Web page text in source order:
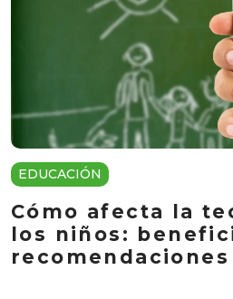
EDUCACIÓN
Cómo afecta la
los niños:
recomendaciones